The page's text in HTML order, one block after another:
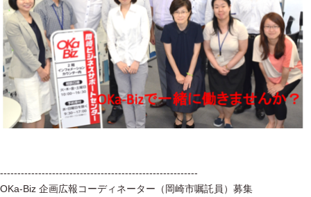
---------------------------------------------------------
OKa-Biz 企画広報コーディネーター（岡崎市嘱託員）募集